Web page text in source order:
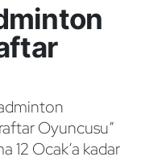
Oyuncusu”
12 Ocak’a kadar